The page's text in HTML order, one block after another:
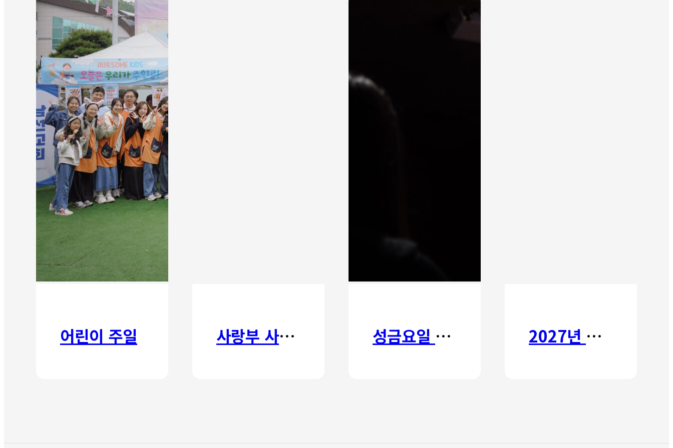
어린이 주일 사랑부 사랑주일 성금요일 칸타타 2027년 갈보리 어학원 유치부 신입생 모집